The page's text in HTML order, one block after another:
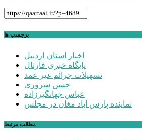
برچسب ها
اخبار استان اردبیل
پایگاه خبری قارتال
تسهیلات جرائم غیر عمد
حسن سروری
عباس جهانگیرزاده
نماینده پارس آباد مغان در مجلس
مطالب مرتبط